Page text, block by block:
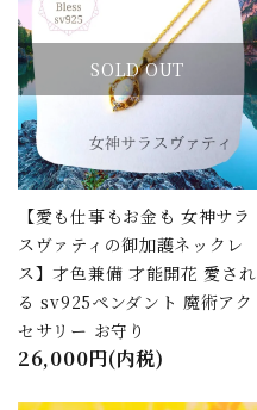
SOLD OUT
【愛も仕事もお金も 女神サラ
スヴァティの御加護ネックレ
ス】才色兼備 才能開花 愛され
る sv925ペンダント 魔術アク
セサリー お守り
26,000円(内税)
キーワード
カテゴリー